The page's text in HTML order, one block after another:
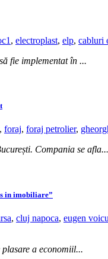
, electroplast, elp, cabluri
fie implementat în ...
, foraj, foraj petrolier,
Compania se afla...
in imobiliare”
, cluj napoca, eugen voicu
a economiil...